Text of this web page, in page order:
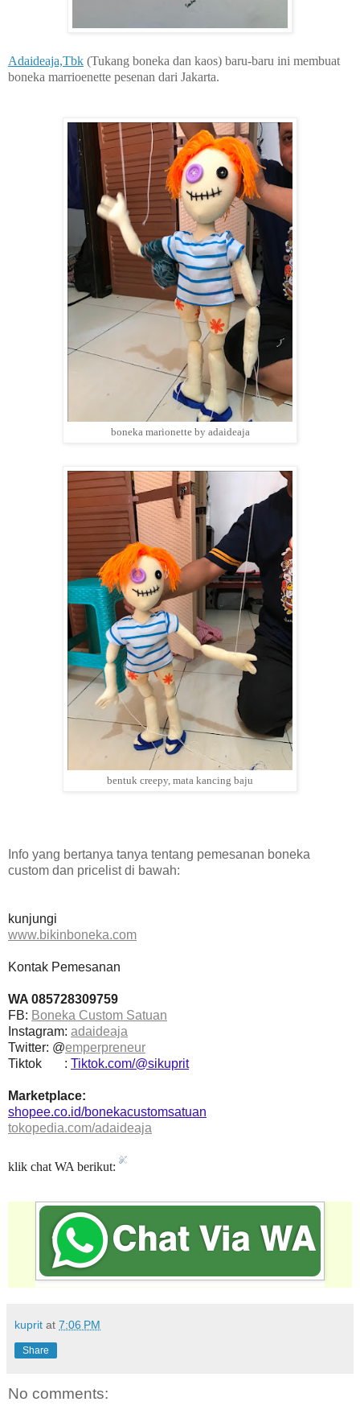
Adaideaja,Tbk (Tukang boneka dan kaos) baru-baru ini membuat
boneka marrioenette pesenan dari Jakarta.
boneka marionette by adaideaja
bentuk creepy, mata kancing baju
Info yang bertanya tanya tentang pemesanan boneka
custom dan pricelist di bawah:
kunjungi
www.bikinboneka.com
Kontak Pemesanan
WA 085728309759
FB: Boneka Custom Satuan
Instagram: adaideaja
Twitter: @emperpreneur
Tiktok : Tiktok.com/@sikuprit
Marketplace:
shopee.co.id/bonekacustomsatuan
tokopedia.com/adaideaja
klik chat WA berikut:
kuprit at 7:06 PM
Share
No comments: